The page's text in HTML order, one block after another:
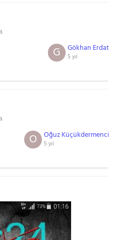
Gökhan Erdat
5 yıl
G
Oğuz Küçükdermenci
5 yıl
O